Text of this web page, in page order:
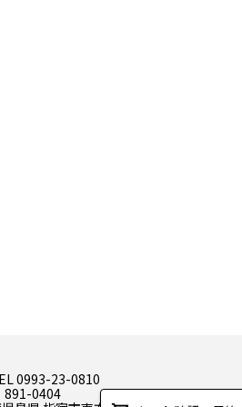
0993-23-0810
891-0404